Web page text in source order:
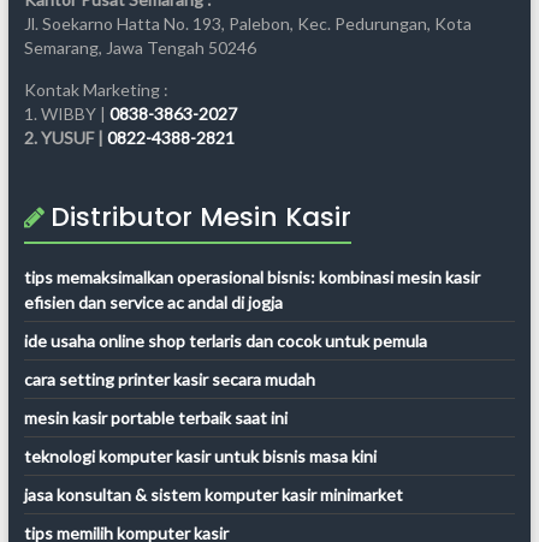
Jl. Soekarno Hatta No. 193, Palebon, Kec. Pedurungan, Kota
Semarang, Jawa Tengah 50246
Kontak Marketing :
1. WIBBY | 0838-3863-2027
2. YUSUF | 0822-4388-2821
Distributor Mesin Kasir
tips memaksimalkan operasional bisnis: kombinasi mesin kasir
efisien dan service ac andal di jogja
ide usaha online shop terlaris dan cocok untuk pemula
cara setting printer kasir secara mudah
mesin kasir portable terbaik saat ini
teknologi komputer kasir untuk bisnis masa kini
jasa konsultan & sistem komputer kasir minimarket
tips memilih komputer kasir